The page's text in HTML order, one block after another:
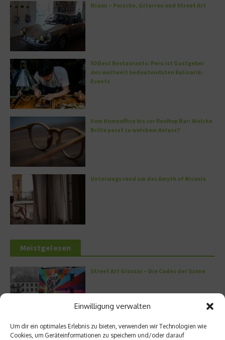
Einwilligung verwalten
Um dir ein optimales Erlebnis zu bieten, verwenden wir Technologien wie
Cookies, um Geräteinformationen zu speichern und/oder darauf
Miami – Porsche, Gitarren und Street Art
50 Best Restaurants: Peru ist Gastgeber
des weltweit bedeutendsten Kulinarik-
Events
Vom Homeoffice bis zur Rooftop Bar: Welche
Brille passt zu welchem Anlass?
Unterwegs rund um das Amyth of Nicosia
Meistgelesen
Street Art Glossar – Die Codes der Szene
Architektur: Verrückte Häuser